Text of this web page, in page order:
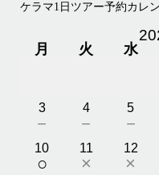
ケラマ1日ツアー予約カレ
月 火 水
3
－
4
－
5
－
10
○
11
×
12
×